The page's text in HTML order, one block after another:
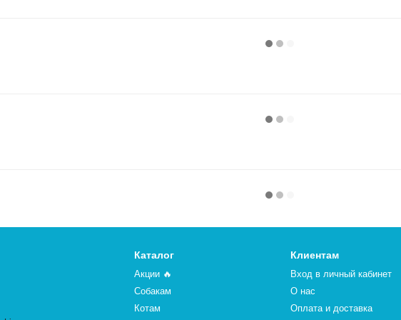
Каталог
Акции 🔥
Собакам
Котам
Клиентам
Вход в личный кабинет
О нас
Оплата и доставка